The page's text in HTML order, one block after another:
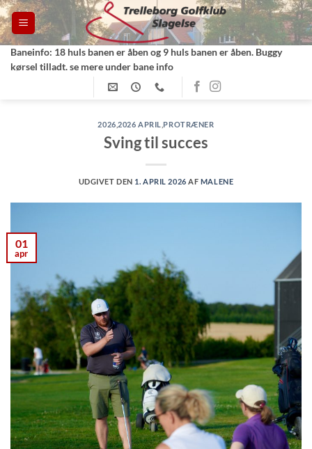
Fortsæt
til
indhold
Baneinfo: 18 huls banen er åben og 9 huls banen er åben. Buggy
kørsel tilladt. se mere under bane info
2026 ,2026 APRIL PROTRÆNER
Sving til succes
UDGIVET DEN 1. APRIL 2026 AF MALENE
01
apr